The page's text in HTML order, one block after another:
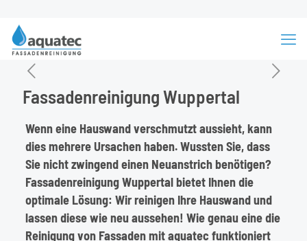
Fassadenreinigung Wuppertal
Wenn eine Hauswand verschmutzt aussieht, kann
dies mehrere Ursachen haben. Wussten Sie, dass
Sie nicht zwingend einen Neuanstrich benötigen?
FassadenreinigungWuppertalbietet Ihnen die
optimale Lösung: Wir reinigen Ihre Hauswand und
lassen diese wie neu aussehen! Wie genau eine die
Reinigung von Fassaden mitaquatec funktioniert